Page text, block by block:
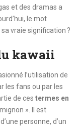
et des dramas a
le mot
vraie signification ?
kawaii
l’utilisation de
les fans ou par les
de ces termes en
». Il est
personne, d’un